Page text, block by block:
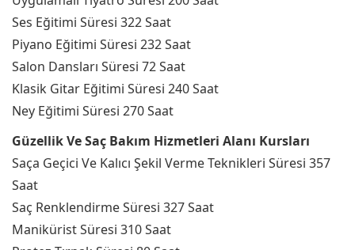
Ses Eğitimi Süresi 322 Saat
Piyano Eğitimi Süresi 232 Saat
Salon Dansları Süresi 72 Saat
Klasik Gitar Eğitimi Süresi 240 Saat
Ney Eğitimi Süresi 270 Saat
Güzellik Ve Saç Bakım Hizmetleri Alanı Kursları
Saça Geçici Ve Kalıcı Şekil Verme Teknikleri Süresi 357
Saat
Saç Renklendirme Süresi 327 Saat
Manikürist Süresi 310 Saat